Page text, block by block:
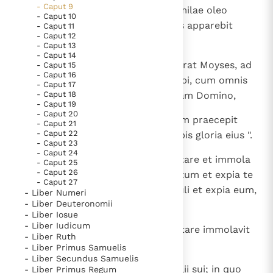
Berichten
Paus naar Pavia om o.a. H. Augustinus te eren
Het Vaticaan publiceert een nieuwe Latijnse uitgave
van het Romeins martyrologium
Vaticaanse financiële waakhond verliest autonomie
Paus spreekt het Wereldvoedselprogramma toe
Paus Leo XIV in Pavia: "De stad is zowel een gave als
een taak"
RK Documenten stelt heel veel belangrijke
kerkelijke documenten van de Rooms
Katholieke Kerk in het Nederlands beschikbaar
en is volledig afhankelijk van donaties.
Ik help mee!
- Caput 9
- Caput 10
- Caput 11
- Caput 12
- Caput 13
- Caput 14
- Caput 15
- Caput 16
- Caput 17
- Caput 18
- Caput 19
- Caput 20
- Caput 21
- Caput 22
- Caput 23
- Caput 24
- Caput 25
- Caput 26
- Caput 27
- Liber Numeri
- Liber Deuteronomii
- Liber Iosue
- Liber Iudicum
- Liber Ruth
- Liber Primus Samuelis
- Liber Secundus Samuelis
- Liber Primus Regum
coram Domino, et sacrificium similae oleo
conspersae: hodie enim Dominus apparebit
vobis" ".
Tulerunt ergo cuncta, quae iusserat Moyses, ad
ostium tabernaculi conventus; ubi, cum omnis
coetus accessisset et staret coram Domino,
ait Moyses: " Iste est sermo, quem praecepit
Dominus: facite, et apparebit vobis gloria eius ".
Dixit et ad Aaron: " Accede ad altare et immola
pro peccato tuo; offer holocaustum et expia te
et populum. Et fac hostiam populi et expia eum,
sicut praecepit Dominus ".
Statimque Aaron accedens ad altare immolavit
vitulum pro peccato suo,
cuius sanguinem obtulerunt ei filii sui; in quo